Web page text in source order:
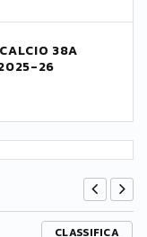
38A
26
CLASSIFICA